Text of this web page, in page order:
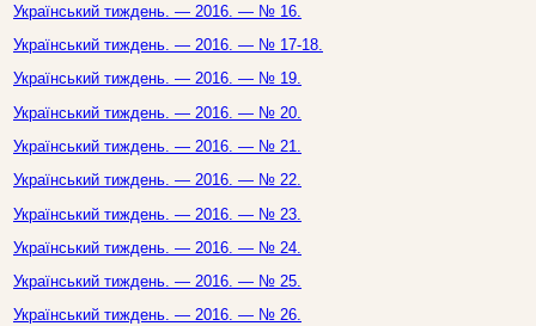
Український тиждень. — 2016. — № 16.
Український тиждень. — 2016. — № 17-18.
Український тиждень. — 2016. — № 19.
Український тиждень. — 2016. — № 20.
Український тиждень. — 2016. — № 21.
Український тиждень. — 2016. — № 22.
Український тиждень. — 2016. — № 23.
Український тиждень. — 2016. — № 24.
Український тиждень. — 2016. — № 25.
Український тиждень. — 2016. — № 26.